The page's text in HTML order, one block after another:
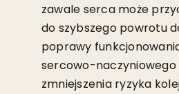
zawale serca może
do szybszego powrotu
poprawy
sercowo-naczyniowego
zmniejszenia ryzyka